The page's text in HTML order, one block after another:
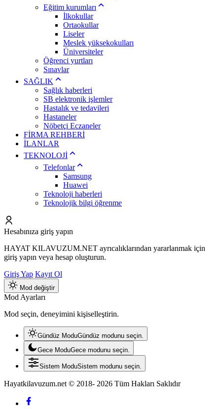
Eğitim kurumları
İlkokullar
Ortaokullar
Liseler
Meslek yüksekokulları
Üniversiteler
Öğrenci yurtları
Sınavlar
SAĞLIK
Sağlık haberleri
SB elektronik işlemler
Hastalık ve tedavileri
Hastaneler
Nöbetçi Eczaneler
FİRMA REHBERİ
İLANLAR
TEKNOLOJİ
Telefonlar
Samsung
Huawei
Teknoloji haberleri
Teknolojik bilgi öğrenme
Hesabınıza giriş yapın
HAYAT KILAVUZUM.NET ayrıcalıklarından yararlanmak için
giriş yapın veya hesap oluşturun.
Giriş Yap Kayıt Ol
Mod değiştir
Mod Ayarları
Mod seçin, deneyimini kişiselleştirin.
Gündüz ModuGündüz modunu seçin.
Gece ModuGece modunu seçin.
Sistem ModuSistem modunu seçin.
Hayatkilavuzum.net © 2018- 2026 Tüm Hakları Saklıdır